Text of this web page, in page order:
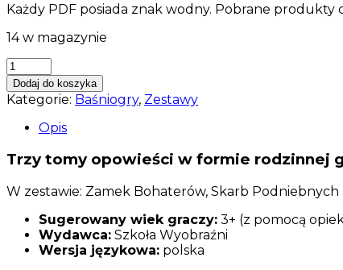
Każdy PDF posiada znak wodny. Pobrane
14 w magazynie
ilość
Baśniogry
w
zestawie
Bohaterów,
Skarb
Podniebnych
Bagna
Zapomnienia
Dodaj do koszyka
Kategorie: Baśniogry, Zestawy
Opis
Trzy tomy opowieści w formie rodzinnej
W zestawie: Zamek Bohaterów, Skarb
Sugerowany wiek graczy: 3+ (z pomocą
Wydawca: Szkoła Wyobraźni
Wersja językowa: polska